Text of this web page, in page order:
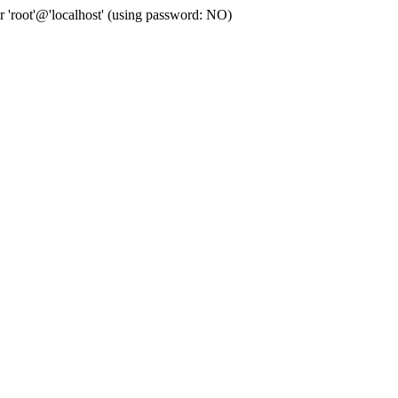
(using password: NO)